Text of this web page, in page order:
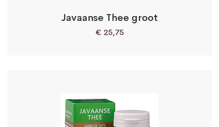
Javaanse Thee groot
€ 25,75